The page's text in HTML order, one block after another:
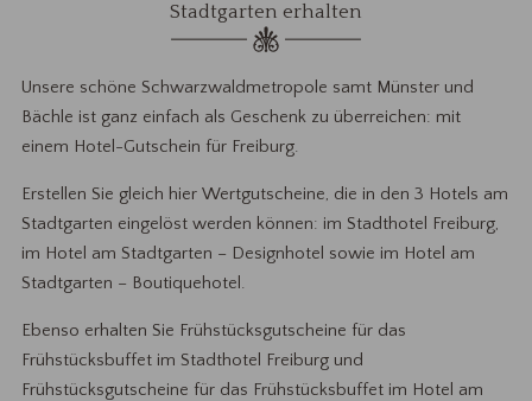
Stadtgarten erhalten
Unsere schöne Schwarzwaldmetropole samt Münster und
Bächle ist ganz einfach als Geschenk zu überreichen: mit
einem Hotel-Gutschein für Freiburg.
Erstellen Sie gleich hier Wertgutscheine, die in den 3 Hotels am
Stadtgarten eingelöst werden können: im Stadthotel Freiburg,
im Hotel am Stadtgarten – Designhotel sowie im Hotel am
Stadtgarten – Boutiquehotel.
Ebenso erhalten Sie Frühstücksgutscheine für das
Frühstücksbuffet im Stadthotel Freiburg und
Frühstücksgutscheine für das Frühstücksbuffet im Hotel am